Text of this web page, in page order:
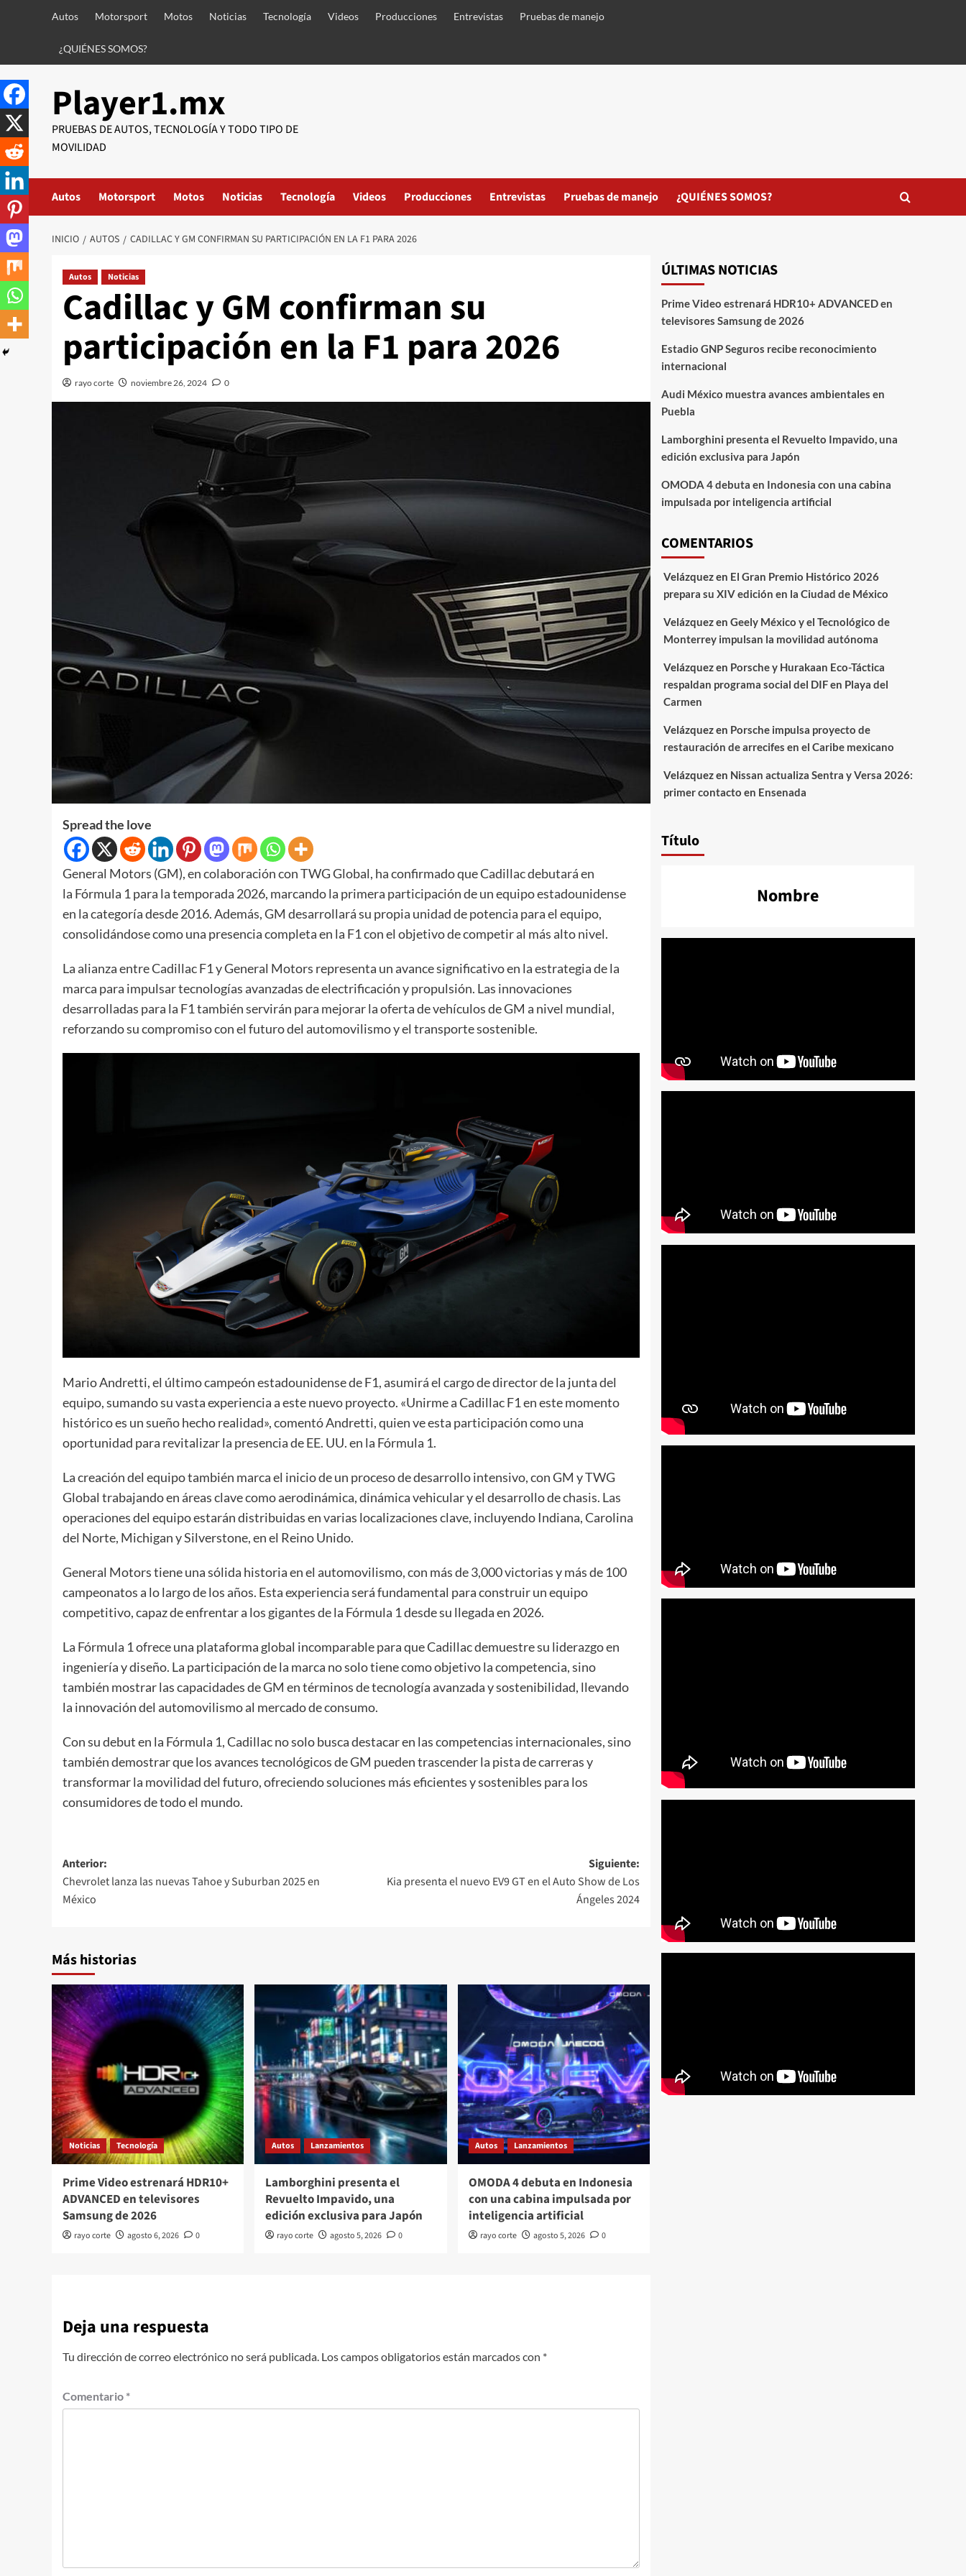
Autos Motorsport Motos Noticias Tecnología Videos Producciones Entrevistas Pruebas de manejo
¿QUIÉNES SOMOS?
Player1.mx
PRUEBAS DE AUTOS, TECNOLOGÍA Y TODO TIPO DE
MOVILIDAD
Autos Motorsport Motos Noticias Tecnología Videos Producciones Entrevistas Pruebas de manejo ¿QUIÉNES SOMOS?
INICIO AUTOS CADILLAC Y GM CONFIRMAN SU PARTICIPACIÓN EN LA F1 PARA 2026
Autos Noticias
Cadillac y GM confirman su
participación en la F1 para 2026
rayo corte noviembre 26, 2024 0
Spread the love
General Motors (GM), en colaboración con TWG Global, ha confirmado que Cadillac debutará en
la Fórmula 1 para la temporada 2026, marcando la primera participación de un equipo estadounidense
en la categoría desde 2016. Además, GM desarrollará su propia unidad de potencia para el equipo,
consolidándose como una presencia completa en la F1 con el objetivo de competir al más alto nivel.
La alianza entre Cadillac F1 y General Motors representa un avance significativo en la estrategia de la
marca para impulsar tecnologías avanzadas de electrificación y propulsión. Las innovaciones
desarrolladas para la F1 también servirán para mejorar la oferta de vehículos de GM a nivel mundial,
reforzando su compromiso con el futuro del automovilismo y el transporte sostenible.
Mario Andretti, el último campeón estadounidense de F1, asumirá el cargo de director de la junta del
equipo, sumando su vasta experiencia a este nuevo proyecto. «Unirme a Cadillac F1 en este momento
histórico es un sueño hecho realidad», comentó Andretti, quien ve esta participación como una
oportunidad para revitalizar la presencia de EE. UU. en la Fórmula 1.
La creación del equipo también marca el inicio de un proceso de desarrollo intensivo, con GM y TWG
Global trabajando en áreas clave como aerodinámica, dinámica vehicular y el desarrollo de chasis. Las
operaciones del equipo estarán distribuidas en varias localizaciones clave, incluyendo Indiana, Carolina
del Norte, Michigan y Silverstone, en el Reino Unido.
General Motors tiene una sólida historia en el automovilismo, con más de 3,000 victorias y más de 100
campeonatos a lo largo de los años. Esta experiencia será fundamental para construir un equipo
competitivo, capaz de enfrentar a los gigantes de la Fórmula 1 desde su llegada en 2026.
La Fórmula 1 ofrece una plataforma global incomparable para que Cadillac demuestre su liderazgo en
ingeniería y diseño. La participación de la marca no solo tiene como objetivo la competencia, sino
también mostrar las capacidades de GM en términos de tecnología avanzada y sostenibilidad, llevando
la innovación del automovilismo al mercado de consumo.
Con su debut en la Fórmula 1, Cadillac no solo busca destacar en las competencias internacionales, sino
también demostrar que los avances tecnológicos de GM pueden trascender la pista de carreras y
transformar la movilidad del futuro, ofreciendo soluciones más eficientes y sostenibles para los
consumidores de todo el mundo.
Navegación
de
entradas
Anterior:
Chevrolet lanza las nuevas Tahoe y Suburban 2025 en
México
Siguiente:
Kia presenta el nuevo EV9 GT en el Auto Show de Los
Ángeles 2024
Más historias
Noticias Tecnología
Prime Video estrenará HDR10+
ADVANCED en televisores
Samsung de 2026
rayo corte agosto 6, 2026 0
Autos Lanzamientos
Lamborghini presenta el
Revuelto Impavido, una
edición exclusiva para Japón
rayo corte agosto 5, 2026 0
Autos Lanzamientos
OMODA 4 debuta en Indonesia
con una cabina impulsada por
inteligencia artificial
rayo corte agosto 5, 2026 0
Deja una respuesta
Tu dirección de correo electrónico no será publicada. Los campos obligatorios están marcados con *
Comentario *
ÚLTIMAS NOTICIAS
Prime Video estrenará HDR10+ ADVANCED en
televisores Samsung de 2026
Estadio GNP Seguros recibe reconocimiento
internacional
Audi México muestra avances ambientales en
Puebla
Lamborghini presenta el Revuelto Impavido, una
edición exclusiva para Japón
OMODA 4 debuta en Indonesia con una cabina
impulsada por inteligencia artificial
COMENTARIOS
Velázquezen El Gran Premio Histórico 2026
prepara su XIV edición en la Ciudad de México
Velázquezen Geely México y el Tecnológico de
Monterrey impulsan la movilidad autónoma
Velázquezen Porsche y Hurakaan Eco-Táctica
respaldan programa social del DIF en Playa del
Carmen
Velázquezen Porsche impulsa proyecto de
restauración de arrecifes en el Caribe mexicano
Velázquezen Nissan actualiza Sentra y Versa 2026:
primer contacto en Ensenada
Título
Nombre